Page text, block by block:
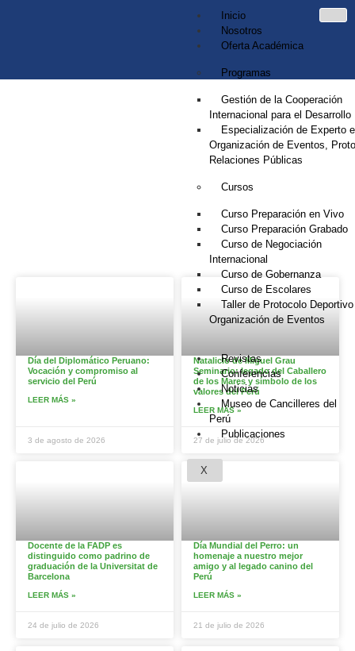
Inicio
Nosotros
Oferta Académica
Programas
Gestión de la Cooperación
Internacional para el Desarrollo
Especialización de Experto
Organización de Eventos,
Relaciones Públicas
Cursos
Curso Preparación en Vivo
Curso Preparación Grabado
Curso de Negociación
Internacional
Curso de Gobernanza
Curso de Escolares
Taller de Protocolo
Organización de Eventos
Revistas
Conferencias
Noticias
Museo de Cancilleres del
Perú
Publicaciones
X
Día del Diplomático Peruano:
Vocación y compromiso al
servicio del Perú
LEER MÁS »
3 de agosto de 2026
Natalicio de Miguel Grau
Seminario: legado del Caballero
de los Mares y símbolo de los
valores del Perú
LEER MÁS »
27 de julio de 2026
Docente de la FADP es
distinguido como padrino de
graduación de la Universitat de
Barcelona
LEER MÁS »
24 de julio de 2026
Día Mundial del Perro: un
homenaje a nuestro mejor
amigo y al legado canino del
Perú
LEER MÁS »
21 de julio de 2026